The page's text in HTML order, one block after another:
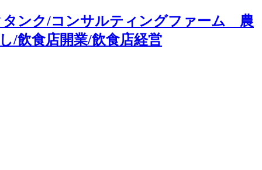
タンク/コンサルティングファーム 農
/飲食店開業/飲食店経営